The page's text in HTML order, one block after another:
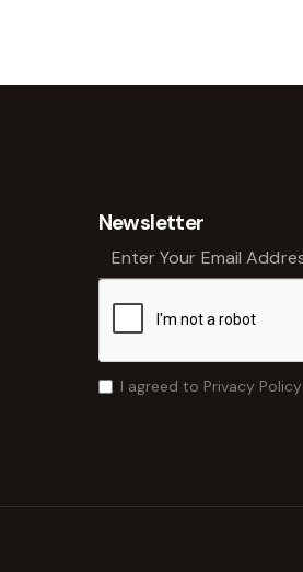
Newsletter
I agreed to Privacy Policy